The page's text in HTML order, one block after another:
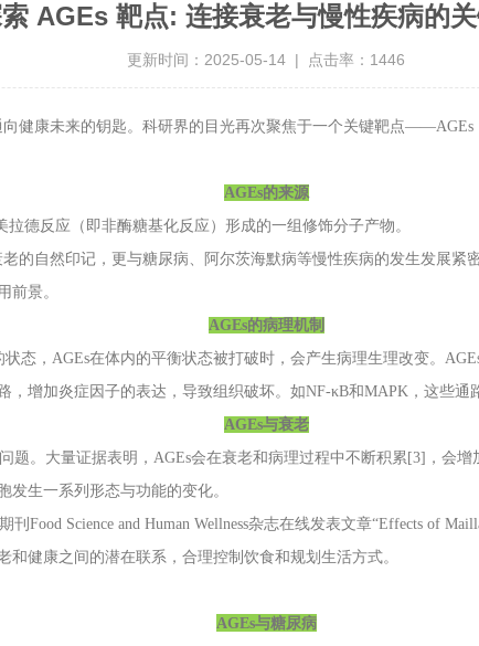
AGEs 靶点: 连接衰老与慢性疾病的
更新时间：2025-05-14 | 点击率：1446
康未来的钥匙。科研界的目光再次聚焦于一个关键靶点——AGEs
AGEs的来源
反应（即非酶糖基化反应）形成的一组修饰分子产物。
然印记，更与糖尿病、阿尔茨海默病等慢性疾病的发生发展紧
前景。
AGEs的病理机制
，AGEs在体内的平衡状态被打破时，会产生病理生理改变。
增加炎症因子的表达，导致组织破坏。如NF-κB和MAPK，这些通
AGEs与衰老
大量证据表明，AGEs会在衰老和病理过程中不断积累[3]，会增
发生一系列形态与功能的变化。
Science and Human Wellness杂志在线发表文章“Effects of
健康之间的潜在联系，合理控制饮食和规划生活方式。
AGEs与糖尿病